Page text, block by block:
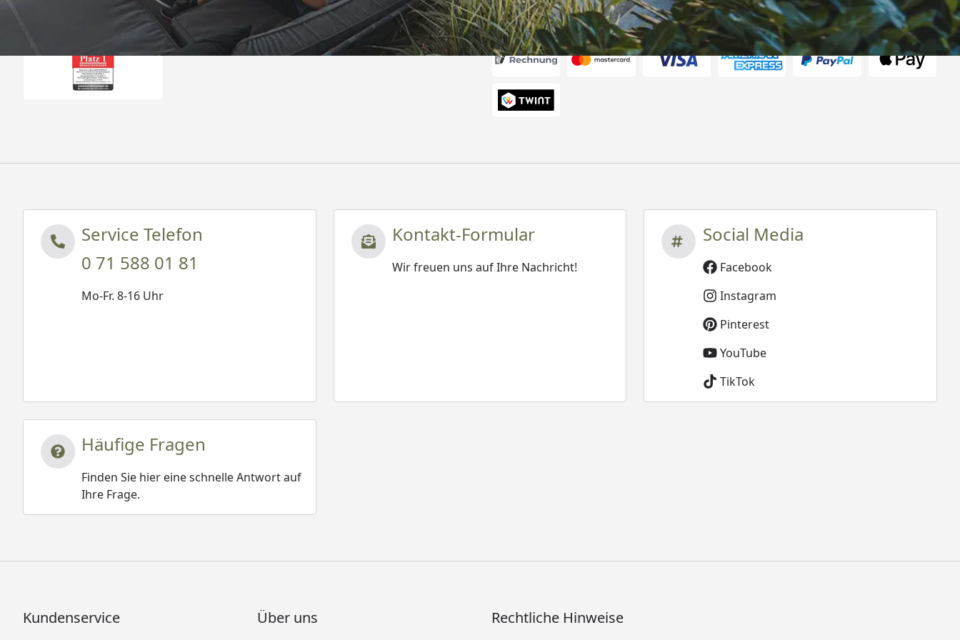
Auszeichnungen Akzeptierte Zahlungsarten
Service Telefon
0 71 588 01 81
Mo-Fr. 8-16 Uhr
Kontakt-Formular
Wir freuen uns auf Ihre Nachricht!
Social Media
Facebook
Instagram
Pinterest
YouTube
TikTok
Häufige Fragen
Finden Sie hier eine schnelle Antwort auf
Ihre Frage.
Kundenservice Über uns Rechtliche Hinweise